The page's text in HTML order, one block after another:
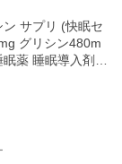
サプリ (快眠セ
グリシン480m
薬 睡眠導入剤